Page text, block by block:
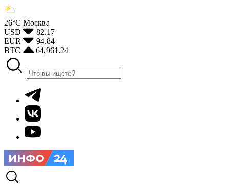
26°С Москва
USD
82.17
EUR
94.84
BTC
64,961.24